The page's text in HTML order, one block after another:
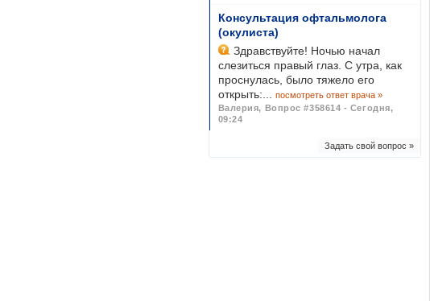
Консультация офтальмолога
(окулиста)
Здравствуйте! Ночью начал
слезиться правый глаз. С утра, как
проснулась, было тяжело его
открыть:...
посмотреть ответ врача »
Валерия, Вопрос #358614 - Сегодня,
09:24
Задать свой вопрос »